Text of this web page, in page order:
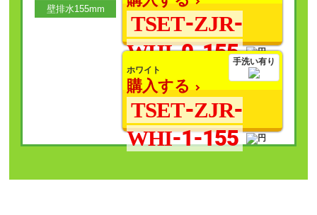
壁排水155mm
TSET-ZJR-
WHI-0-155手洗い有り
ホワイト
購入する
TSET-ZJR-
WHI-1-155